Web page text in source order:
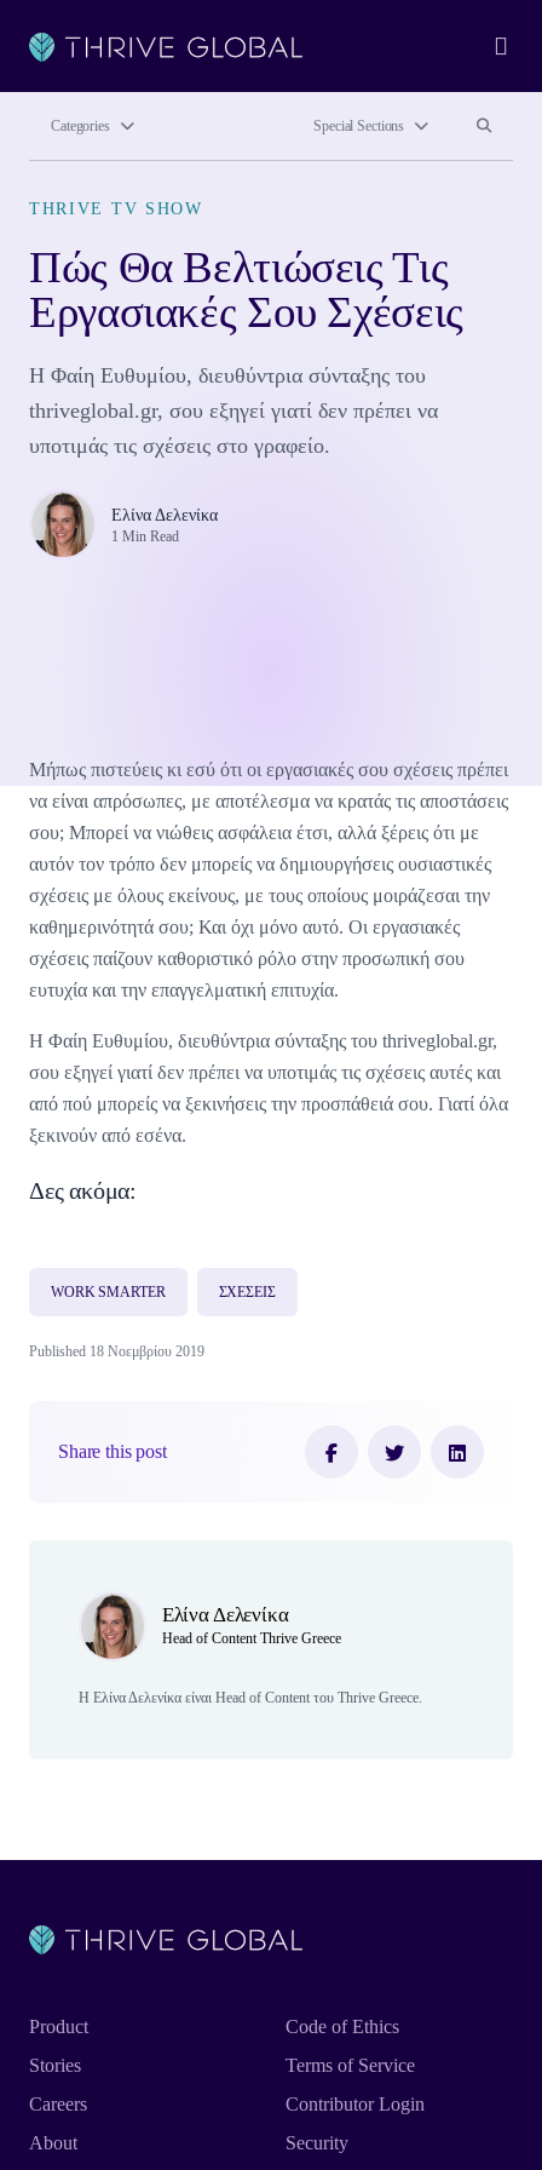
Categories Special Sections Search site
THRIVE TV SHOW
Πώς Θα Βελτιώσεις Τις
Εργασιακές Σου Σχέσεις
Η Φαίη Ευθυμίου, διευθύντρια σύνταξης του
thriveglobal.gr, σου εξηγεί γιατί δεν πρέπει να
υποτιμάς τις σχέσεις στο γραφείο.
Ελίνα Δελενίκα
1 Min Read
Μήπως πιστεύεις κι εσύ ότι οι εργασιακές σου σχέσεις πρέπει
να είναι απρόσωπες, με αποτέλεσμα να κρατάς τις αποστάσεις
σου; Μπορεί να νιώθεις ασφάλεια έτσι, αλλά ξέρεις ότι με
αυτόν τον τρόπο δεν μπορείς να δημιουργήσεις ουσιαστικές
σχέσεις με όλους εκείνους, με τους οποίους μοιράζεσαι την
καθημερινότητά σου; Και όχι μόνο αυτό. Οι εργασιακές
σχέσεις παίζουν καθοριστικό ρόλο στην προσωπική σου
ευτυχία και την επαγγελματική επιτυχία.
Η Φαίη Ευθυμίου, διευθύντρια σύνταξης του thriveglobal.gr,
σου εξηγεί γιατί δεν πρέπει να υποτιμάς τις σχέσεις αυτές και
από πού μπορείς να ξεκινήσεις την προσπάθειά σου. Γιατί όλα
ξεκινούν από εσένα.
Δες ακόμα:
WORK SMARTER ΣΧΕΣΕΙΣ
Published 18 Νοεμβρίου 2019
Share this post
Ελίνα Δελενίκα
Head of Content Thrive Greece
Η Ελίνα Δελενίκα είναι Head of Content του Thrive Greece.
Product
Stories
Careers
About
Code of Ethics
Terms of Service
Contributor Login
Security